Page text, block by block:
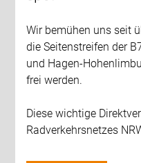
Wir bemühen uns seit
die Seitenstreifen der
und Hagen-
frei werden.
Diese wichtige
Radverkehrsnetzes